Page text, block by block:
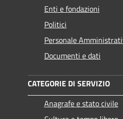
Enti e fondazioni
Politici
Personale
Documenti e dati
CATEGORIE DI SERVIZIO
Anagrafe e stato civile